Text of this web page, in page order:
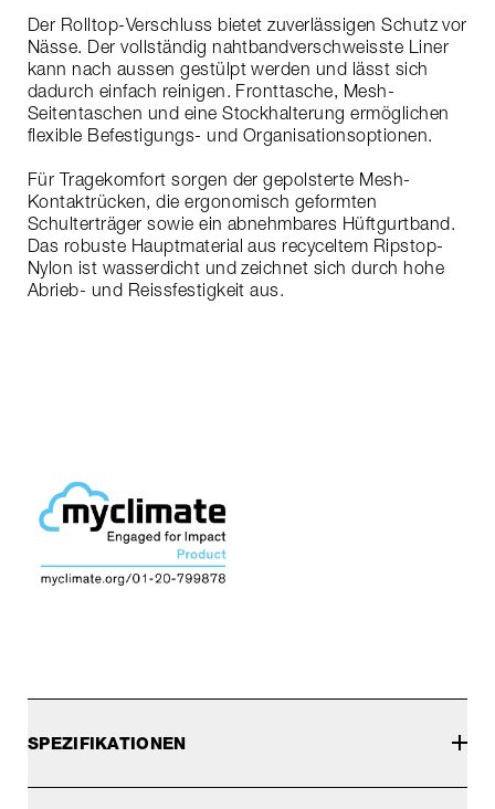
Der Rolltop-Verschluss bietet zuverlässigen Schutz vor
Nässe. Der vollständig nahtbandverschweisste Liner
kann nach aussen gestülpt werden und lässt sich
dadurch einfach reinigen. Fronttasche, Mesh-
Seitentaschen und eine Stockhalterung ermöglichen
flexible Befestigungs- und Organisationsoptionen.
Für Tragekomfort sorgen der gepolsterte Mesh-
Kontaktrücken, die ergonomisch geformten
Schulterträger sowie ein abnehmbares Hüftgurtband.
Das robuste Hauptmaterial aus recyceltem Ripstop-
Nylon ist wasserdicht und zeichnet sich durch hohe
Abrieb- und Reissfestigkeit aus.
SPEZIFIKATIONEN